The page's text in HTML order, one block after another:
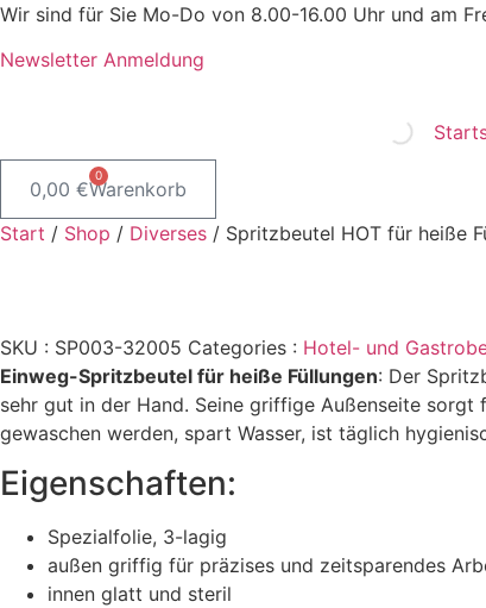
Zum
springen
Wir sind für Sie Mo-Do von 8.00-16.00 Uhr und am
Newsletter Anmeldung
0,00 €
0
Warenkorb
Start / Shop / Diverses / Spritzbeutel HOT für heiße
SKU : SP003-32005 Categories : Hotel- und
Einweg-Spritzbeutel für heiße Füllungen: Der
sehr gut in der Hand. Seine griffige Außenseite
gewaschen werden, spart Wasser, ist täglich
Eigenschaften:
Spezialfolie, 3-lagig
außen griffig für präzises und zeitsparendes
innen glatt und steril